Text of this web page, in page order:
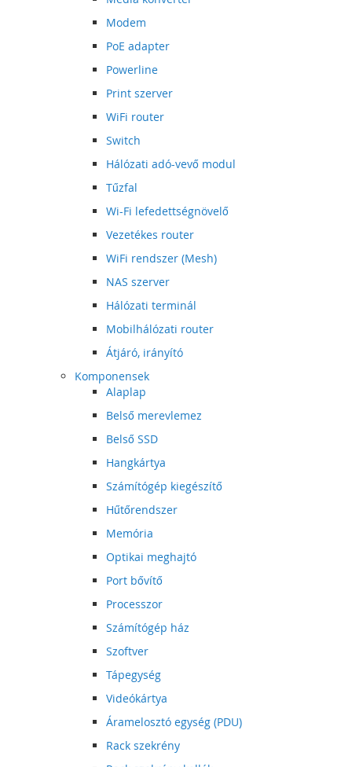
Modem
PoE adapter
Powerline
Print szerver
WiFi router
Switch
Hálózati adó-vevő modul
Tűzfal
Wi-Fi lefedettségnövelő
Vezetékes router
WiFi rendszer (Mesh)
NAS szerver
Hálózati terminál
Mobilhálózati router
Átjáró, irányító
Komponensek
Alaplap
Belső merevlemez
Belső SSD
Hangkártya
Számítógép kiegészítő
Hűtőrendszer
Memória
Optikai meghajtó
Port bővítő
Processzor
Számítógép ház
Szoftver
Tápegység
Videókártya
Áramelosztó egység (PDU)
Rack szekrény